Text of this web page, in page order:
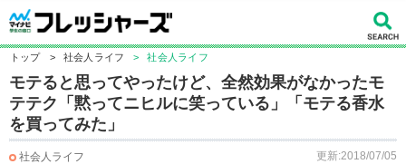
トップ > 社会人ライフ > 社会人ライフ
モテると思ってやったけど、全然効果がなかったモ
テテク「黙ってニヒルに笑っている」「モテる香水
を買ってみた」
社会人ライフ 更新:2018/07/05